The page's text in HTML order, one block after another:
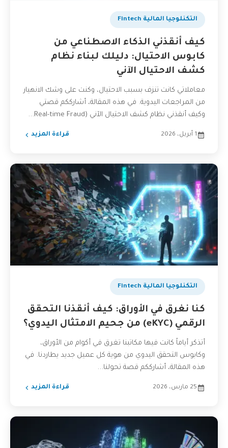
التكنلوجيا المالية Fintech
كيف أنقذني الذكاء الاصطناعي من
كابوس الاحتيال: دليلك لبناء نظام
كشف الاحتيال الآني
معاملاتي كانت تنزف بسبب الاحتيال، وكنت على وشك الانهيار
من المراجعات اليدوية. في هذه المقالة، أشارككم قصتي
وكيف أنقذني نظام كشف الاحتيال الآني (Real-time Fraud...
1 أبريل، 2026 قراءة المزيد
التكنلوجيا المالية Fintech
كنا نغرق في الأوراق: كيف أنقذنا التحقق
الرقمي (eKYC) من جحيم الامتثال اليدوي؟
أتذكر أياماً كانت فيها مكاتبنا تغرق في أكوام من الأوراق،
وكابوس التحقق اليدوي من هوية كل عميل جديد يطاردنا. في
هذه المقالة، أشارككم قصة تحولنا...
25 مارس، 2026 قراءة المزيد